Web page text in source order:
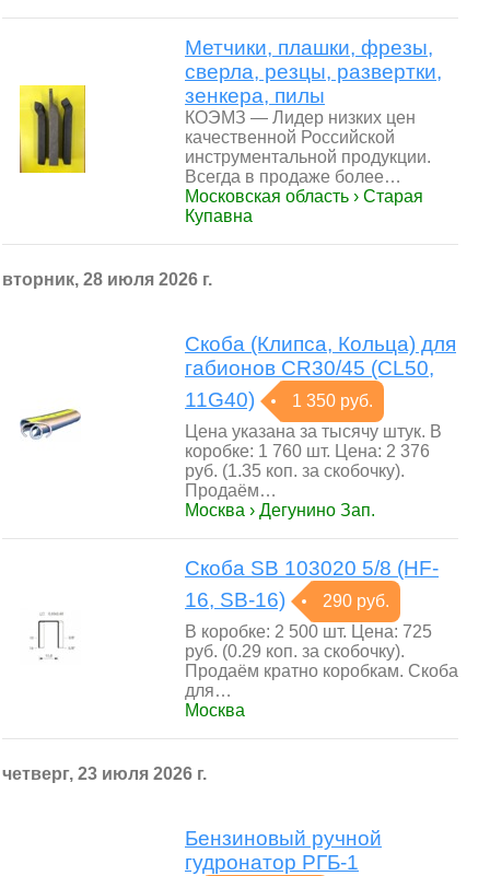
Метчики, плашки, фрезы,
сверла, резцы, развертки,
зенкера, пилы
КОЭМЗ — Лидер низких цен
качественной Российской
инструментальной продукции.
Всегда в продаже более…
Московская область › Старая
Купавна
вторник, 28 июля 2026 г.
Скоба (Клипса, Кольца) для
габионов CR30/45 (CL50,
11G40)
1 350 руб.
Цена указана за тысячу штук. В
коробке: 1 760 шт. Цена: 2 376
руб. (1.35 коп. за скобочку).
Продаём…
Москва › Дегунино Зап.
Скоба SB 103020 5/8 (HF-
16, SB-16)
290 руб.
В коробке: 2 500 шт. Цена: 725
руб. (0.29 коп. за скобочку).
Продаём кратно коробкам. Скоба
для…
Москва
четверг, 23 июля 2026 г.
Бензиновый ручной
гудронатор РГБ-1